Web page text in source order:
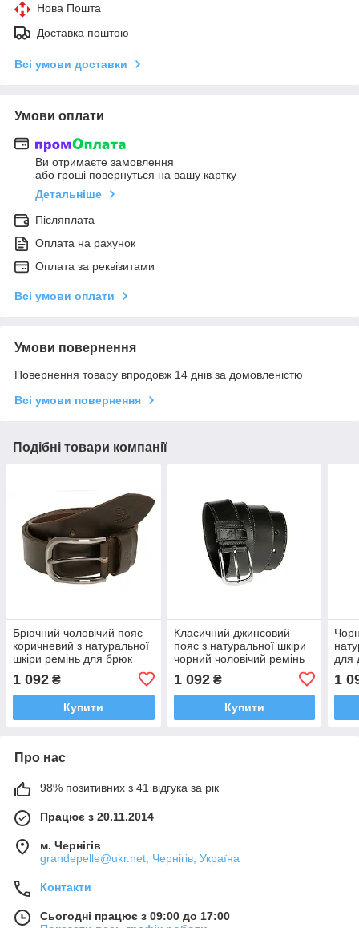
Нова Пошта
Доставка поштою
Всі умови доставки
Умови оплати
Ви отримаєте замовлення
або гроші повернуться на вашу картку
Детальніше
Післяплата
Оплата на рахунок
Оплата за реквізитами
Всі умови оплати
Умови повернення
Повернення товару впродовж 14 днів за домовленістю
Всі умови повернення
Подібні товари компанії
Брючний чоловічий пояс
коричневий з натуральної
шкіри ремінь для брюк
1 092 ₴
Купити
Класичний джинсовий
пояс з натуральної шкіри
чорний чоловічий ремінь
Grande Pelle
1 092₴
Купити
для
1
Про нас
98% позитивних з 41 відгука за рік
Працює з 20.11.2014
м. Чернігів
grandepelle@ukr.net, Чернігів, Україна
Контакти
Сьогодні працює з 09:00 до 17:00